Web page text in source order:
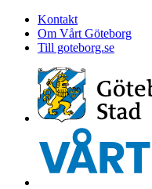
Kontakt
Om Vårt Göteborg
Till goteborg.se